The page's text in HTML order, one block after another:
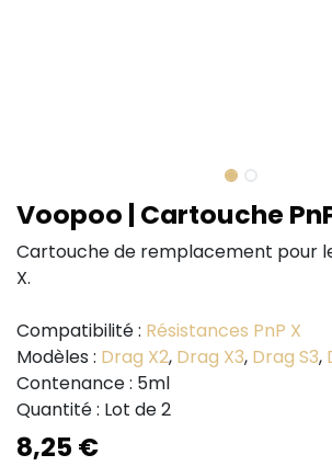
Voopoo | Cartouche
Cartouche de remplacement pour
X.
Compatibilité : Résistances PnP X
Modèles : Drag X2, Drag X3, Drag S3,
Contenance : 5ml
Quantité : Lot de 2
8,25 €